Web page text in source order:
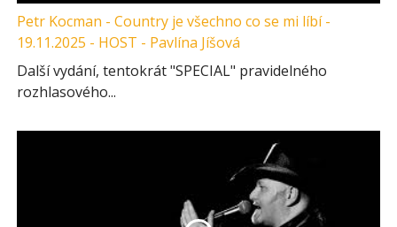
Petr Kocman - Country je všechno co se mi líbí -
19.11.2025 - HOST - Pavlína Jíšová
Další vydání, tentokrát "SPECIAL" pravidelného
rozhlasového...